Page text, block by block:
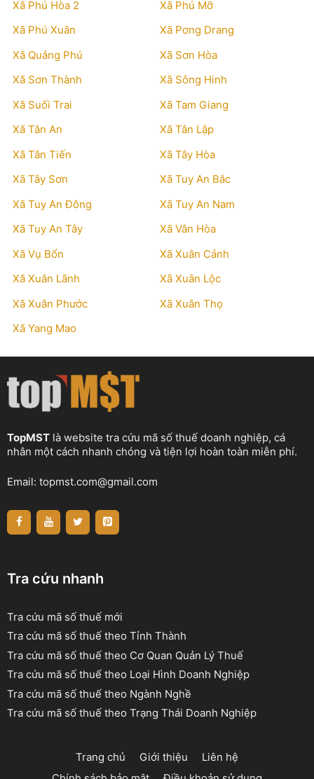
Xã Phú Hòa 2
Xã Phú Mỡ
Xã Phú Xuân
Xã Pơng Drang
Xã Quảng Phú
Xã Sơn Hòa
Xã Sơn Thành
Xã Sông Hinh
Xã Suối Trai
Xã Tam Giang
Xã Tân An
Xã Tân Lập
Xã Tân Tiến
Xã Tây Hòa
Xã Tây Sơn
Xã Tuy An Bắc
Xã Tuy An Đông
Xã Tuy An Nam
Xã Tuy An Tây
Xã Vân Hòa
Xã Vụ Bổn
Xã Xuân Cảnh
Xã Xuân Lãnh
Xã Xuân Lộc
Xã Xuân Phước
Xã Xuân Thọ
Xã Yang Mao
TopMST là website tra cứu mã số thuế doanh nghiệp, cá
nhân một cách nhanh chóng và tiện lợi hoàn toàn miễn phí.
Email: topmst.com@gmail.com
Tra cứu nhanh
Tra cứu mã số thuế mới
Tra cứu mã số thuế theo Tỉnh Thành
Tra cứu mã số thuế theo Cơ Quan Quản Lý Thuế
Tra cứu mã số thuế theo Loại Hình Doanh Nghiệp
Tra cứu mã số thuế theo Ngành Nghề
Tra cứu mã số thuế theo Trạng Thái Doanh Nghiệp
Trang chủ Giới thiệu
Liên hệ